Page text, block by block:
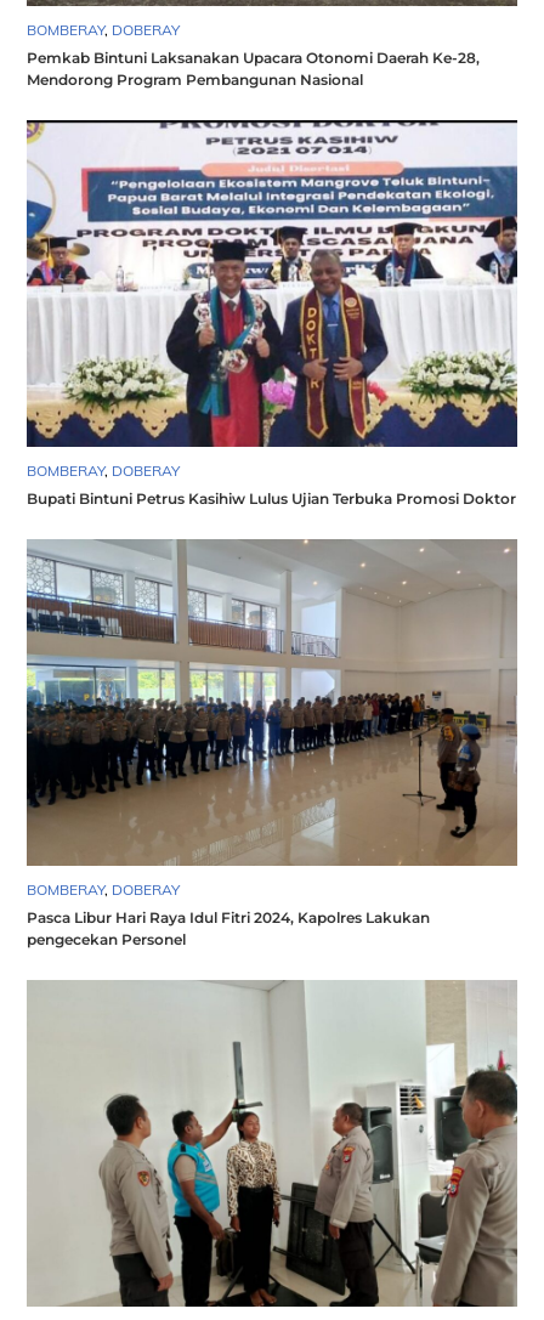
BOMBERAY, DOBERAY
Pemkab Bintuni Laksanakan Upacara Otonomi Daerah Ke-28,
Mendorong Program Pembangunan Nasional
BOMBERAY, DOBERAY
Bupati Bintuni Petrus Kasihiw Lulus Ujian Terbuka Promosi Doktor
BOMBERAY, DOBERAY
Pasca Libur Hari Raya Idul Fitri 2024, Kapolres Lakukan
pengecekan Personel